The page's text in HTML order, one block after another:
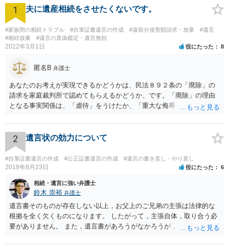
1 夫に遺産相続をさせたくないです。
#家族間の相続トラブル #自筆証書遺言の作成 #遺留分侵害額請求・放棄
#遺言
#相続放棄
#遺言の真偽鑑定・遺言無効
2022年3月1日 役にたった 8
匿名B 弁護士
あなたのお考えが実現できるかどうかは、民法８９２条の「廃除」の
請求を家庭裁判所で認めてもらえるかどうか、です。「廃除」の理由
となる事実関係は、「虐待」をうけたか、「重大な侮辱」を受けた
「廃除」は遺言でも可能です（民法８９３条）。 弁護士に具体的な事
情を話して相談して、「廃除」が可能か、実際に法律相談を受けるこ
とをお勧めします。
2 遺言状の効力について
#自筆証書遺言の作成 #公正証書遺言の作成 #遺言の書き直し・やり直し
2018年8月23日 役にたった 6
相続・遺言に強い弁護士
鈴木 崇裕 弁護士
遺言書そのものが存在しない以上，お父上のご兄弟の主張は法律的な
根拠を全く欠くものになります。 したがって，主張自体，取り合う必
要がありません。 また，遺言書があろうがなかろうが，お父上のご兄
ご回答にもありますが， 代理人弁護士をたてて，その弁護士から相手